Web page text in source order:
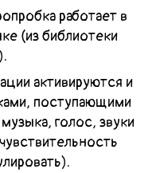
работает в
(из библиотеки
активируются и
поступающими
голос, звуки